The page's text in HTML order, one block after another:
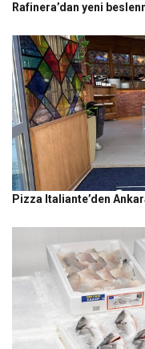
Rafinera’dan yeni
Pizza Italiante’den